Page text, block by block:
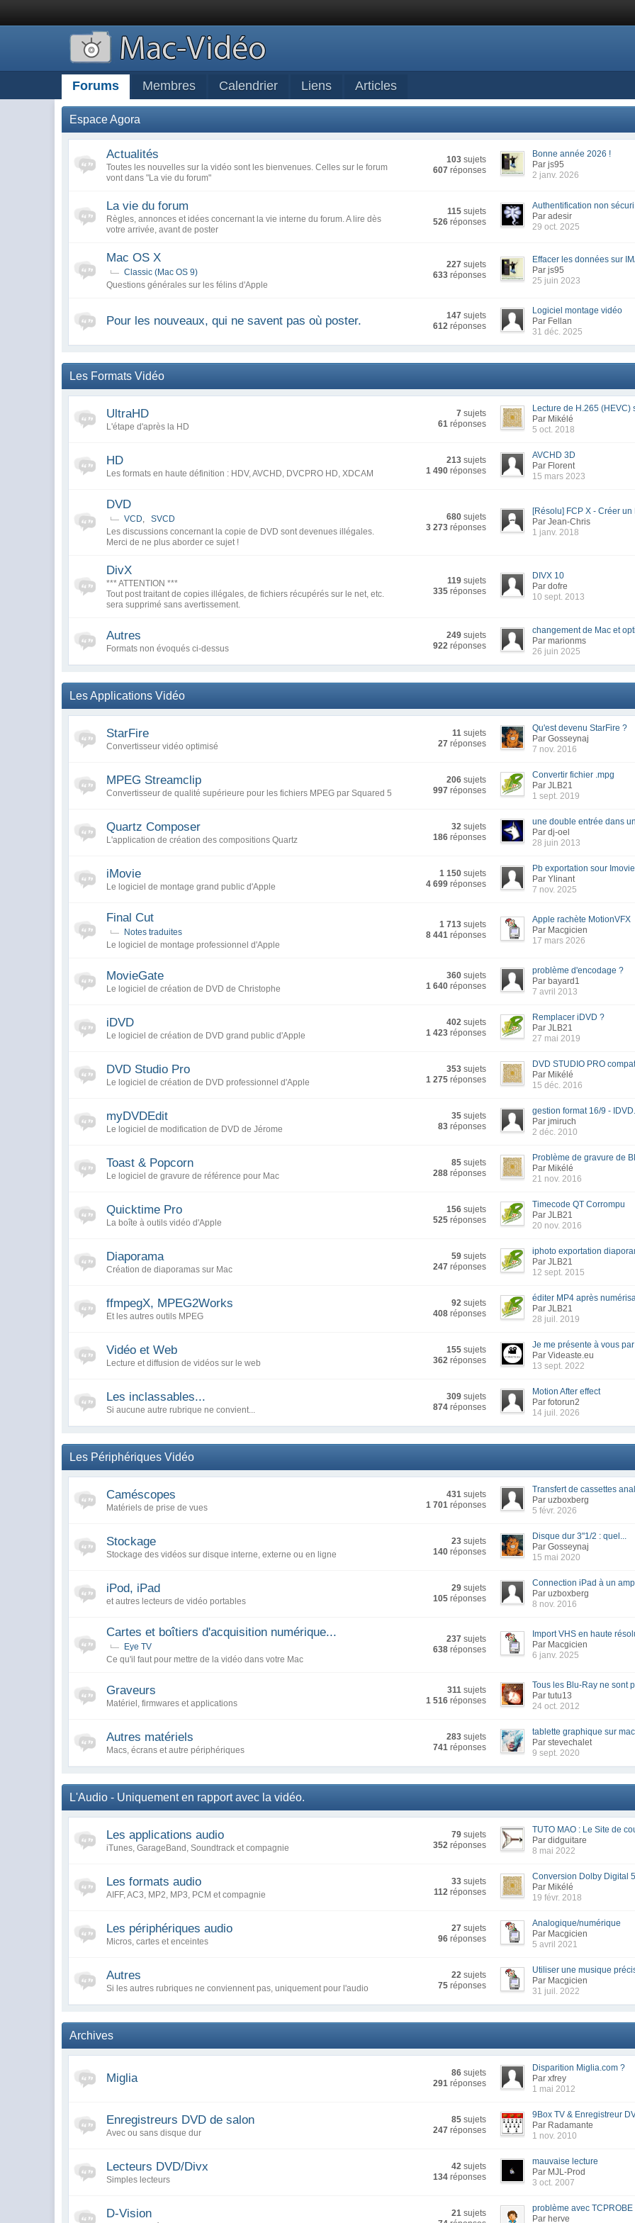
Forums Membres Calendrier Liens Articles
Espace Agora
Actualités
Toutes les nouvelles sur la vidéo sont les bienvenues. Celles sur le forum
vont dans "La vie du forum"
103 sujets
607 réponses
Bonne année 2026 !
Par js95
2 janv. 2026
La vie du forum
Règles, annonces et idées concernant la vie interne du forum. A lire dès
votre arrivée, avant de poster
115 sujets
526 réponses
Authentification non
Par adesir
29 oct. 2025
Mac OS X
Classic (Mac OS 9)
Questions générales sur les félins d'Apple
227 sujets
633 réponses
Effacer les données sur
Par js95
25 juin 2023
Pour les nouveaux, qui ne savent pas où poster. 147 sujets
612 réponses
Logiciel montage vidéo
Par Fellan
31 déc. 2025
Les Formats Vidéo
UltraHD
L'étape d'après la HD
7 sujets
61 réponses
Lecture de H.265 (HEVC)
Par Mikélé
5 oct. 2018
HD
Les formats en haute définition : HDV, AVCHD, DVCPRO HD, XDCAM
213 sujets
1 490 réponses
AVCHD 3D
Par Florent
15 mars 2023
DVD
VCD,
SVCD
Les discussions concernant la copie de DVD sont devenues illégales.
Merci de ne plus aborder ce sujet !
680 sujets
3 273 réponses
[Résolu] FCP X - Créer un
Par Jean-Chris
1 janv. 2018
DivX
*** ATTENTION ***
Tout post traitant de copies illégales, de fichiers récupérés sur le net, etc.
sera supprimé sans avertissement.
119 sujets
335 réponses
DIVX 10
Par dofre
10 sept. 2013
Autres
Formats non évoqués ci-dessus
249 sujets
922 réponses
changement de Mac et
Par marionms
26 juin 2025
Les Applications Vidéo
StarFire
Convertisseur vidéo optimisé
11 sujets
27 réponses
Qu'est devenu StarFire ?
Par Gosseynaj
7 nov. 2016
MPEG Streamclip
Convertisseur de qualité supérieure pour les fichiers MPEG par Squared 5
206 sujets
997 réponses
Convertir fichier .mpg
Par JLB21
1 sept. 2019
Quartz Composer
L'application de création des compositions Quartz
32 sujets
186 réponses
une double entrée dans
Par dj-oel
28 juin 2013
iMovie
Le logiciel de montage grand public d'Apple
1 150 sujets
4 699 réponses
Pb exportation sour Imovie
Par Ylinant
7 nov. 2025
Final Cut
Notes traduites
Le logiciel de montage professionnel d'Apple
1 713 sujets
8 441 réponses
Apple rachète MotionVFX
Par Macgicien
17 mars 2026
MovieGate
Le logiciel de création de DVD de Christophe
360 sujets
1 640 réponses
problème d'encodage ?
Par bayard1
7 avril 2013
iDVD
Le logiciel de création de DVD grand public d'Apple
402 sujets
1 423 réponses
Remplacer iDVD ?
Par JLB21
27 mai 2019
DVD Studio Pro
Le logiciel de création de DVD professionnel d'Apple
353 sujets
1 275 réponses
DVD STUDIO PRO
Par Mikélé
15 déc. 2016
myDVDEdit
Le logiciel de modification de DVD de Jérome
35 sujets
83 réponses
gestion format 16/9 -
Par jmiruch
2 déc. 2010
Toast & Popcorn
Le logiciel de gravure de référence pour Mac
85 sujets
288 réponses
Problème de gravure de
Par Mikélé
21 nov. 2016
Quicktime Pro
La boîte à outils vidéo d'Apple
156 sujets
525 réponses
Timecode QT Corrompu
Par JLB21
20 nov. 2016
Diaporama
Création de diaporamas sur Mac
59 sujets
247 réponses
iphoto exportation
Par JLB21
12 sept. 2015
ffmpegX, MPEG2Works
Et les autres outils MPEG
92 sujets
408 réponses
éditer MP4 après
Par JLB21
28 juil. 2019
Vidéo et Web
Lecture et diffusion de vidéos sur le web
155 sujets
362 réponses
Je me présente à vous
Par Videaste.eu
13 sept. 2022
Les inclassables...
Si aucune autre rubrique ne convient...
309 sujets
874 réponses
Motion After effect
Par fotorun2
14 juil. 2026
Les Périphériques Vidéo
Caméscopes
Matériels de prise de vues
431 sujets
1 701 réponses
Transfert de cassettes
Par uzboxberg
5 févr. 2026
Stockage
Stockage des vidéos sur disque interne, externe ou en ligne
23 sujets
140 réponses
Disque dur 3"1/2 : quel...
Par Gosseynaj
15 mai 2020
iPod, iPad
et autres lecteurs de vidéo portables
29 sujets
105 réponses
Connection iPad à un
Par uzboxberg
8 nov. 2016
Cartes et boîtiers d'acquisition numérique...
Eye TV
Ce qu'il faut pour mettre de la vidéo dans votre Mac
237 sujets
638 réponses
Import VHS en haute
Par Macgicien
6 janv. 2025
Graveurs
Matériel, firmwares et applications
311 sujets
1 516 réponses
Tous les Blu-Ray ne sont
Par tutu13
24 oct. 2012
Autres matériels
Macs, écrans et autre périphériques
283 sujets
741 réponses
tablette graphique sur
Par stevechalet
9 sept. 2020
L'Audio - Uniquement en rapport avec la vidéo.
Les applications audio
iTunes, GarageBand, Soundtrack et compagnie
79 sujets
352 réponses
TUTO MAO : Le Site de
Par didguitare
8 mai 2022
Les formats audio
AIFF, AC3, MP2, MP3, PCM et compagnie
33 sujets
112 réponses
Conversion Dolby Digital
Par Mikélé
19 févr. 2018
Les périphériques audio
Micros, cartes et enceintes
27 sujets
96 réponses
Analogique/numérique
Par Macgicien
5 avril 2021
Autres
Si les autres rubriques ne conviennent pas, uniquement pour l'audio
22 sujets
75 réponses
Utiliser une musique
Par Macgicien
31 juil. 2022
Archives
Miglia 86 sujets
291 réponses
Disparition Miglia.com ?
Par xfrey
1 mai 2012
Enregistreurs DVD de salon
Avec ou sans disque dur
85 sujets
247 réponses
9Box TV & Enregistreur
Par Radamante
1 nov. 2010
Lecteurs DVD/Divx
Simples lecteurs
42 sujets
134 réponses
mauvaise lecture
Par MJL-Prod
3 oct. 2007
D-Vision 21 sujets
problème avec TCPROBE
Par herve